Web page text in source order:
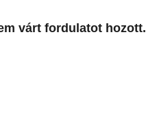
várt fordulatot hozott.